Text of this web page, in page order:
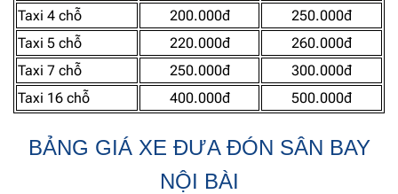
Taxi 4 chỗ
200.000đ
250.000đ
Taxi 5 chỗ
220.000đ
260.000đ
Taxi 7 chỗ
250.000đ
300.000đ
Taxi 16 chỗ
400.000đ 500.000đ
BẢNG GIÁ XE ĐƯA ĐÓN SÂN BAY
NỘI BÀI